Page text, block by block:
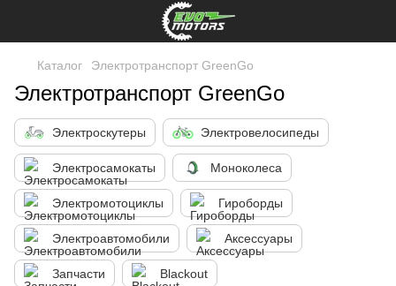
Каталог Электротранспорт GreenGo
Электротранспорт GreenGo
Электроскутеры Электровелосипеды
Электросамокаты Моноколеса
Электромотоциклы Гироборды
Электроавтомобили Аксессуары
Запчасти Blackout